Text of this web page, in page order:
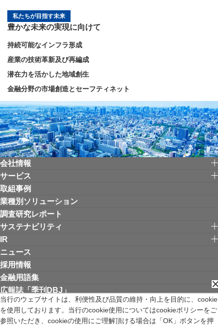
当行のウェブサイトは、利便性及び品質の維持・向上を目的に、cookie
を使用しております。当行のcookie使用についてはcookieポリシーをご
参照いただき、cookieの使用にご理解頂ける場合は「OK」ボタンを押
私たちが目指す未来
豊かな未来の実現に向けて
持続可能なインフラ形成
産業の技術革新及び再編成
潜在力を活かした地域創生
金融分野の市場創造とセーフティネット
会社情報
サービス
取組事例
業種別ソリューション
調査研究レポート
サステナビリティ
IR
ニュース
採用情報
金融用語集
広報誌「季刊DBJ」
リンク集 お問い合わせ サイトご利用にあたって 個人情報保護方針